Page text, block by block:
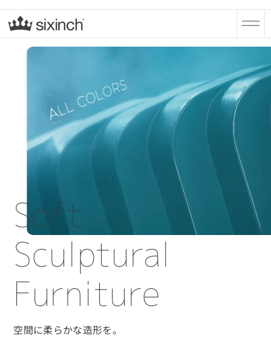
Soft
Sculptural
Furniture
空間に柔らかな造形を。